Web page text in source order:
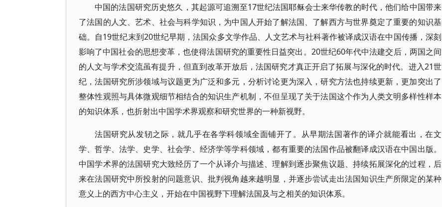
中国的法国研究历史悠久，其起源可追溯至17世纪法国耶稣会士来华传教的时代，他们给中国带来
了法国的人文、艺术、社会与科学知识，为中国人开始了解法国、了解西方与世界奠定了重要的知识基
础。自19世纪末到20世纪早期，法国众多文学作品、人文艺术与社科著作被译成汉语在中国传播，深刻
影响了中国社会的思想变革，也使得法国研究的重要性日益突出。20世纪60年代中法建交后，两国之间
的人文与学术交流虽有提升，但直到改革开放后，法国研究才真正开启了拓展与深化的时代。进入21世
纪，法国研究所涉领域与议题更为广泛和多元，分析讨论更为深入，研究方法也持续更新，更加突出了
整体性观照与具体微观细节相结合的知识生产机制，不但呈现了关于法国这个作为人类文明多样性样本
的知识体系，也折射出中国学术界观察和研究世界的一种新视野。
法国研究从发轫之际，就几乎在各学科领域全面铺开了。从早期法国著作的译介就能看出，在文
学、哲学、法学、史学、社会学、经济学等学科领域，都有重要的法国作品被翻译成汉语在中国出版。
中国学术界的法国研究大致经历了一个从译介与描述、理解到逐步聚焦议题、持续拓展深化的过程，后
来在法国研究中所投射的问题意识、批判视角越来越明显，并逐步尝试走出法国知识生产所限定的某种
意义上的西方中心主义，开始在中国视野下理解法国及与之相关的知识体系。